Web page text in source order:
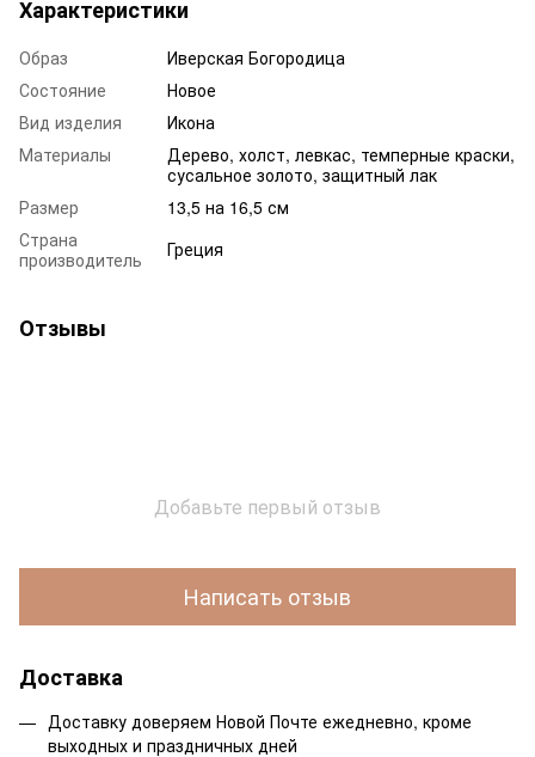
Характеристики
Образ
Иверская Богородица
Состояние
Новое
Вид изделия
Икона
Материалы
Дерево, холст, левкас, темперные краски,
сусальное золото, защитный лак
Размер
13,5 на 16,5 см
Страна
производитель
Греция
Отзывы
Добавьте первый отзыв
Написать отзыв
Доставка
Доставку доверяем Новой Почте ежедневно, кроме
выходных и праздничных дней